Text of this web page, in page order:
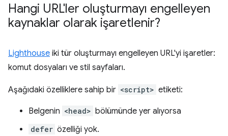
Hangi URL'ler oluşturmayı engelleyen
kaynaklar olarak işaretlenir?
Lighthouse iki tür oluşturmayı engelleyen URL'yi işaretler:
komut dosyaları ve stil sayfaları.
Aşağıdaki özelliklere sahip bir <script> etiketi:
Belgenin <head> bölümünde yer alıyorsa
defer özelliği yok.